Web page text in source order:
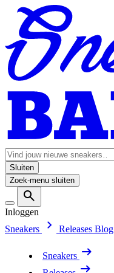
Sluiten
Zoek-menu sluiten
Inloggen
Sneakers
Releases Blog
Sneakers